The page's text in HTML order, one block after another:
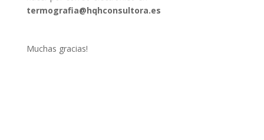
termografia@hqhconsultora.es
Muchas gracias!